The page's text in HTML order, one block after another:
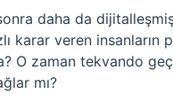
daha da
karar veren insanların
O zaman tekvando
mı?